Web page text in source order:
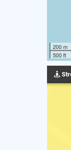
200 m
500 ft